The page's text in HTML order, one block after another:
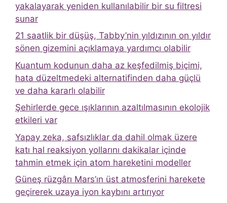
yakalayarak yeniden kullanılabilir bir su filtresi
sunar
21 saatlik bir düşüş, Tabby’nin yıldızının on yıldır
sönen gizemini açıklamaya yardımcı olabilir
Kuantum kodunun daha az keşfedilmiş biçimi,
hata düzeltmedeki alternatifinden daha güçlü
ve daha kararlı olabilir
Şehirlerde gece ışıklarının azaltılmasının ekolojik
etkileri var
Yapay zeka, safsızlıklar da dahil olmak üzere
katı hal reaksiyon yollarını dakikalar içinde
tahmin etmek için atom hareketini modeller
Güneş rüzgârı Mars’ın üst atmosferini harekete
geçirerek uzaya iyon kaybını artırıyor